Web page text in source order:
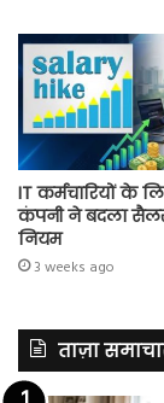
IT कर्मचारियों के
कंपनी ने बदला
नियम
3 weeks ago
ताज़ा